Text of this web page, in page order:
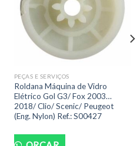
PEÇAS E SERVIÇOS
Roldana Máquina de Vidro
Elétrico Gol G3/ Fox 2003…
2018/ Clio/ Scenic/ Peugeot
(Eng. Nylon) Ref.: S00427